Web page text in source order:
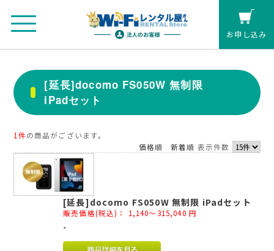
お申し込み
法人のお客さまマイページ
個人の方(クレジットカード払い)
レンタル延長
お申し込み
[延長]docomo FS050W 無制限
iPadセット
1件の商品がございます。
価格順
新着順 表示件数
[延長]docomo FS050W 無制限 iPadセット
販売価格(税込)： 1,140～315,040 円
*